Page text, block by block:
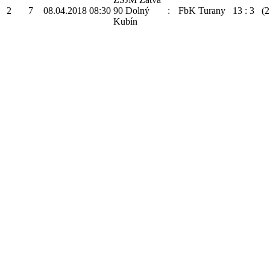
2 7 08.04.2018 08:30 90 Dolný
Kubín
: FbK Turany 13 : 3